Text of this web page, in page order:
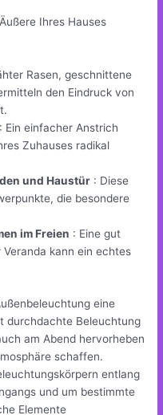
Ihres Hauses
Rasen, geschnittene
den Eindruck von
: Ein einfacher Anstrich
Zuhauses radikal
und Haustür : Diese
die besondere
im Freien : Eine gut
kann ein echtes
eine
durchdachte Beleuchtung
am Abend hervorheben
schaffen.
entlang
und um bestimmte
Elemente